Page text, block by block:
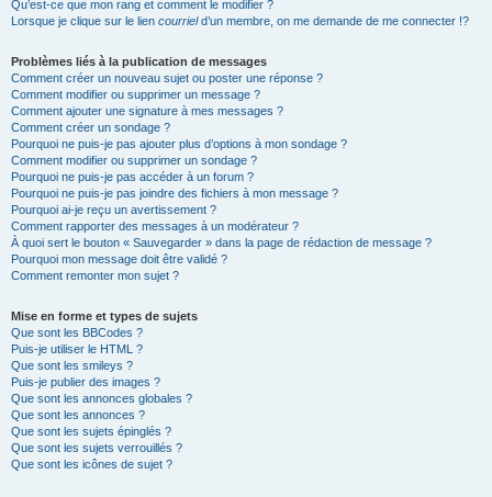
Qu’est-ce que mon rang et comment le modifier ?
Lorsque je clique sur le lien courrield’un membre, on me demande de me connecter !?
Problèmes liés à la publication de messages
Comment créer un nouveau sujet ou poster une réponse ?
Comment modifier ou supprimer un message ?
Comment ajouter une signature à mes messages ?
Comment créer un sondage ?
Pourquoi ne puis-je pas ajouter plus d’options à mon sondage ?
Comment modifier ou supprimer un sondage ?
Pourquoi ne puis-je pas accéder à un forum ?
Pourquoi ne puis-je pas joindre des fichiers à mon message ?
Pourquoi ai-je reçu un avertissement ?
Comment rapporter des messages à un modérateur ?
À quoi sert le bouton « Sauvegarder » dans la page de rédaction de message ?
Pourquoi mon message doit être validé ?
Comment remonter mon sujet ?
Mise en forme et types de sujets
Que sont les BBCodes ?
Puis-je utiliser le HTML ?
Que sont les smileys ?
Puis-je publier des images ?
Que sont les annonces globales ?
Que sont les annonces ?
Que sont les sujets épinglés ?
Que sont les sujets verrouillés ?
Que sont les icônes de sujet ?